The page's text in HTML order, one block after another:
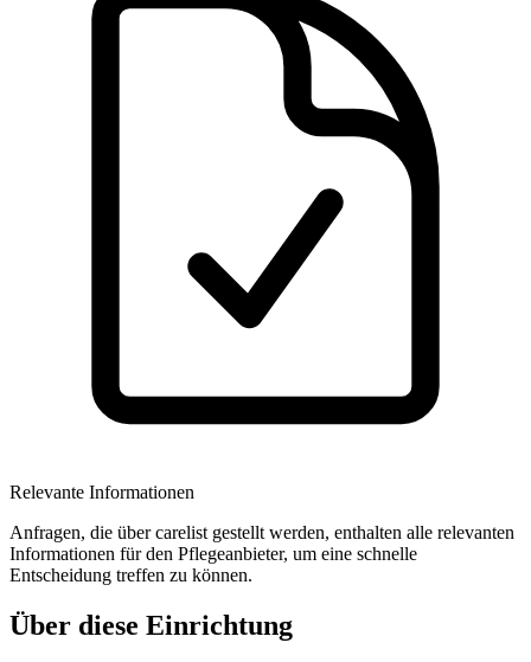
Relevante Informationen
Anfragen, die über carelist gestellt werden, enthalten alle relevanten
Informationen für den Pflegeanbieter, um eine schnelle
Entscheidung treffen zu können.
Über diese Einrichtung